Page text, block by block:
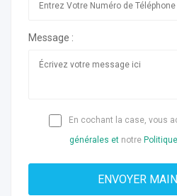
Message :
En cochant la case, vous
générales et notre